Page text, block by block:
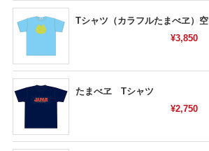
Tシャツ（カラフルたまべヱ）空
¥3,850
たまべヱ Tシャツ
¥2,750